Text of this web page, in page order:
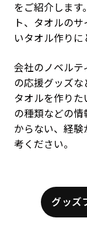
をご紹介しま
ト、タオルの
いタオル作りに
会社のノベルテ
の応援グッズ
タオルを作り
の種類などの
からない、経
考ください。
グッズ